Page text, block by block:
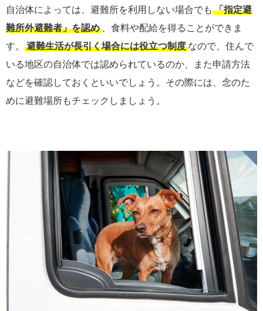
自治体によっては、避難所を利用しない場合でも 「指定避
難所外避難者」を認め
、食料や配給を得ることができま
す。
避難生活が長引く場合には役立つ制度 なので、住んで
いる地区の自治体では認められているのか、また申請方法
などを確認しておくといいでしょう。その際には、念のた
めに避難場所もチェックしましょう。